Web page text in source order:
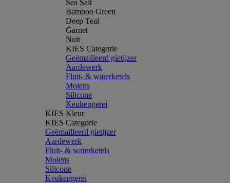
Sea Salt
Bamboo Green
Deep Teal
Garnet
Nuit
KIES Categorie
Geëmailleerd gietijzer
Aardewerk
Fluit- & waterketels
Molens
Silicone
Keukengerei
KIES Kleur
KIES Categorie
Geëmailleerd gietijzer
Aardewerk
Fluit- & waterketels
Molens
Silicone
Keukengerei